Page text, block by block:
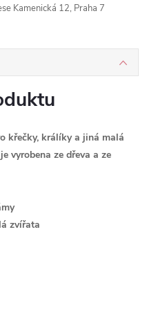
Kamenická 12, Praha 7
křečky, králíky a jiná malá
vyrobena ze dřeva a ze
zvířata